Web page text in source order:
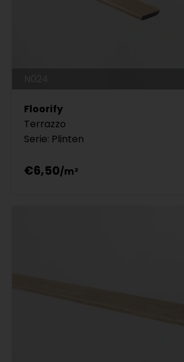
Floorify
Terrazzo
Serie: Plinten
€6,50